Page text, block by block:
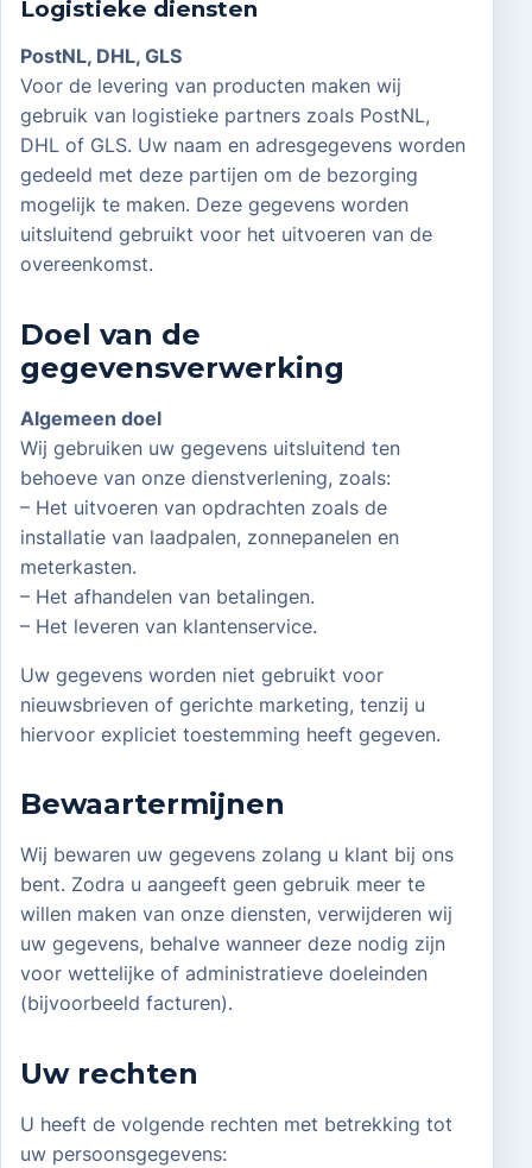
Logistieke diensten
PostNL, DHL, GLS
Voor de levering van producten maken wij
gebruik van logistieke partners zoals PostNL,
DHL of GLS. Uw naam en adresgegevens worden
gedeeld met deze partijen om de bezorging
mogelijk te maken. Deze gegevens worden
uitsluitend gebruikt voor het uitvoeren van de
overeenkomst.
Doel van de
gegevensverwerking
Algemeen doel
Wij gebruiken uw gegevens uitsluitend ten
behoeve van onze dienstverlening, zoals:
– Het uitvoeren van opdrachten zoals de
installatie van laadpalen, zonnepanelen en
meterkasten.
– Het afhandelen van betalingen.
– Het leveren van klantenservice.
Uw gegevens worden niet gebruikt voor
nieuwsbrieven of gerichte marketing, tenzij u
hiervoor expliciet toestemming heeft gegeven.
Bewaartermijnen
Wij bewaren uw gegevens zolang u klant bij ons
bent. Zodra u aangeeft geen gebruik meer te
willen maken van onze diensten, verwijderen wij
uw gegevens, behalve wanneer deze nodig zijn
voor wettelijke of administratieve doeleinden
(bijvoorbeeld facturen).
Uw rechten
U heeft de volgende rechten met betrekking tot
uw persoonsgegevens: